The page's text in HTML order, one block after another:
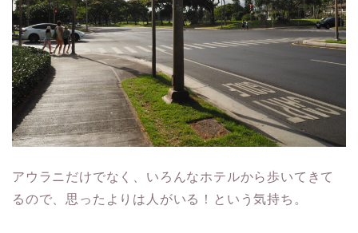
アウラニだけでなく、いろんなホテルから歩いてきて
るので、思ったよりは人がいる！という気持ち。